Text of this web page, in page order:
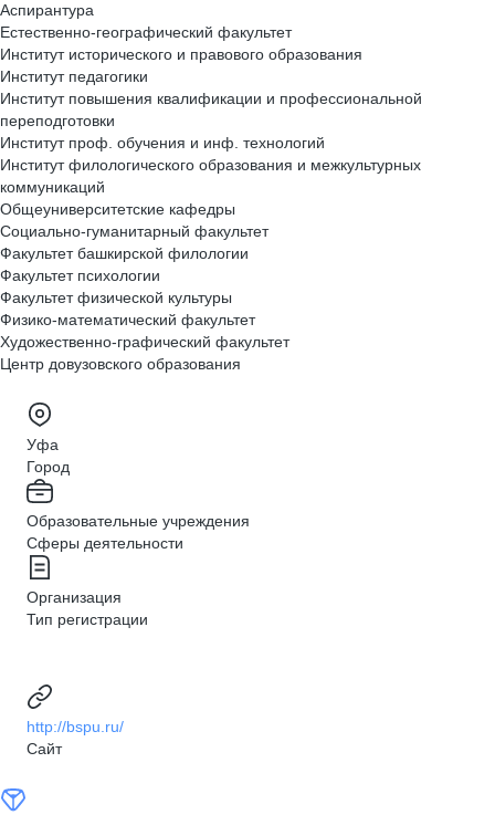
Аспирантура
Естественно-географический факультет
Институт исторического и правового образования
Институт педагогики
Институт повышения квалификации и профессиональной
переподготовки
Институт проф. обучения и инф. технологий
Институт филологического образования и межкультурных
коммуникаций
Общеуниверситетские кафедры
Социально-гуманитарный факультет
Факультет башкирской филологии
Факультет психологии
Факультет физической культуры
Физико-математический факультет
Художественно-графический факультет
Центр довузовского образования
Уфа
Город
Образовательные учреждения
Сферы деятельности
Организация
Тип регистрации
http://bspu.ru/
Сайт